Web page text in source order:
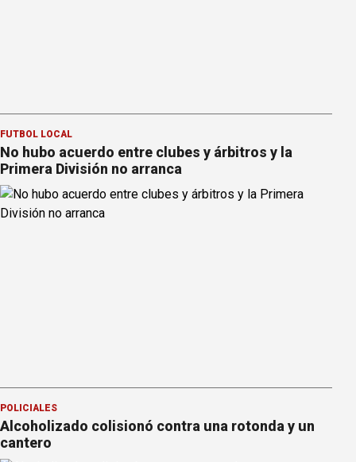
FÚTBOL LOCAL
No hubo acuerdo entre clubes y árbitros y la
Primera División no arranca
POLICIALES
Alcoholizado colisionó contra una rotonda y un
cantero